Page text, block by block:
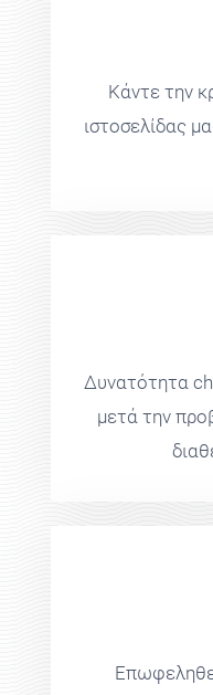
Κάντε την
ιστοσελίδας
Δυνατότητα
μετά την